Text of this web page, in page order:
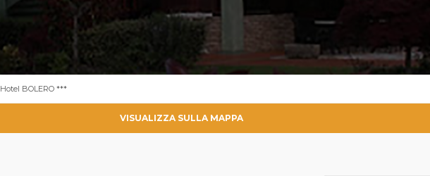
Hotel BOLERO ***
VISUALIZZA SULLA MAPPA